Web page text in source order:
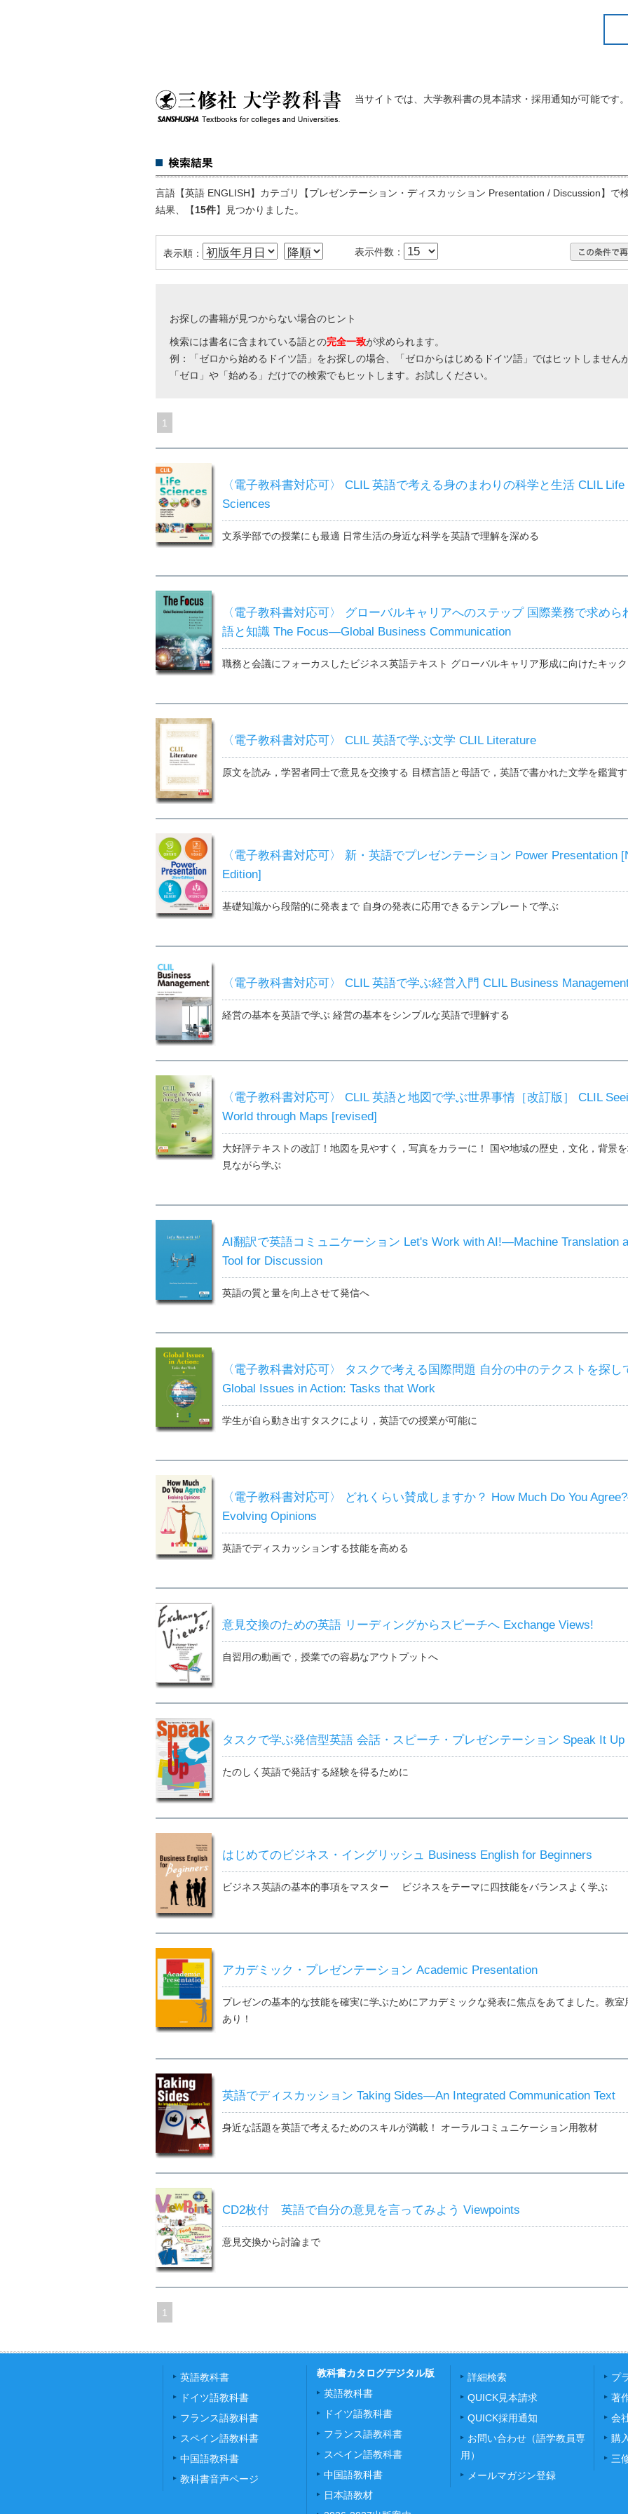
当サイトでは、大学教科書の見本請求・採用通知が可能です
言語【英語 ENGLISH】カテゴリ【プレゼンテーション・ディスカッション Presentation / Discussion】で
結果、【15件】見つかりました。
表示順： 表示件数：
お探しの書籍が見つからない場合のヒント
検索には書名に含まれている語との完全一致が求められます。
例：「ゼロから始めるドイツ語」をお探しの場合、「ゼロからはじめるドイツ語」ではヒットしません
「ゼロ」や「始める」だけでの検索でもヒットします。お試しください。
1
〈電子教科書対応可〉 CLIL 英語で考える身のまわりの科学と生活 CLIL Life
Sciences
文系学部での授業にも最適 日常生活の身近な科学を英語で理解を深める
〈電子教科書対応可〉 グローバルキャリアへのステップ 国際業務で求めら
語と知識 The Focus—Global Business Communication
職務と会議にフォーカスしたビジネス英語テキスト グローバルキャリア形成に向けたキッ
〈電子教科書対応可〉 CLIL 英語で学ぶ文学 CLIL Literature
原文を読み，学習者同士で意見を交換する 目標言語と母語で，英語で書かれた文学を鑑賞
〈電子教科書対応可〉 新・英語でプレゼンテーション Power Presentation
Edition]
基礎知識から段階的に発表まで 自身の発表に応用できるテンプレートで学ぶ
〈電子教科書対応可〉 CLIL 英語で学ぶ経営入門 CLIL Business
経営の基本を英語で学ぶ 経営の基本をシンプルな英語で理解する
〈電子教科書対応可〉 CLIL 英語と地図で学ぶ世界事情［改訂版］ CLIL
World through Maps [revised]
大好評テキストの改訂！地図を見やすく，写真をカラーに！ 国や地域の歴史，文化，背景
見ながら学ぶ
AI翻訳で英語コミュニケーション Let's Work with AI!—Machine Translation
Tool for Discussion
英語の質と量を向上させて発信へ
〈電子教科書対応可〉 タスクで考える国際問題 自分の中のテクストを探し
Global Issues in Action: Tasks that Work
学生が自ら動き出すタスクにより，英語での授業が可能に
〈電子教科書対応可〉 どれくらい賛成しますか？ How Much Do You
Evolving Opinions
英語でディスカッションする技能を高める
意見交換のための英語 リーディングからスピーチへ Exchange Views!
自習用の動画で，授業での容易なアウトプットへ
タスクで学ぶ発信型英語 会話・スピーチ・プレゼンテーション Speak It Up
たのしく英語で発話する経験を得るために
はじめてのビジネス・イングリッシュ Business English for Beginners
ビジネス英語の基本的事項をマスター ビジネスをテーマに四技能をバランスよく学ぶ
アカデミック・プレゼンテーション Academic Presentation
プレゼンの基本的な技能を確実に学ぶためにアカデミックな発表に焦点をあてました。教室
あり！
英語でディスカッション Taking Sides—An Integrated Communication Text
身近な話題を英語で考えるためのスキルが満載！ オーラルコミュニケーション用教材
CD2枚付 英語で自分の意見を言ってみよう Viewpoints
意見交換から討論まで
1
英語教科書
ドイツ語教科書
フランス語教科書
スペイン語教科書
中国語教科書
教科書音声ページ
教科書カタログデジタル版
英語教科書
ドイツ語教科書
フランス語教科書
スペイン語教科書
中国語教科書
日本語教材
詳細検索
QUICK見本請求
QUICK採用通知
お問い合わせ（語学教員専
用）
メールマガジン登録
プ
著
会
購
三